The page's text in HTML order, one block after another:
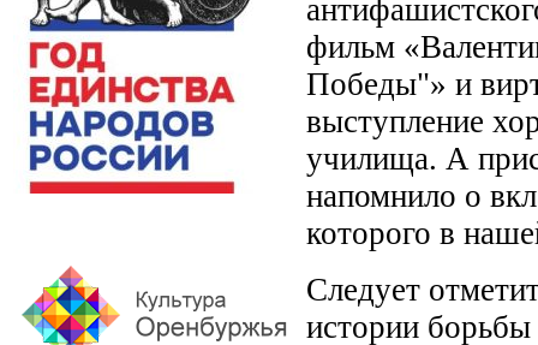
фильм
Победы"» и
выступление
училища. А
напомнило о
которого в
Следует
истории борьбы